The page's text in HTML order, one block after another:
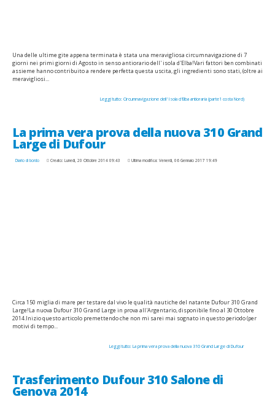
Una delle ultime gite appena terminata è stata una meravigliosa circumnavigazione di 7
giorni nei primi giorni di Agosto in senso antiorario dell' isola d'Elba!Vari fattori ben combinati
assieme hanno contribuito a rendere perfetta questa uscita, gli ingredienti sono stati, (oltre ai
meravigliosi...
Leggi tutto: Circumnavigazione dell' Isola d'Elba antioraria (parte1 costa Nord)
La prima vera prova della nuova 310 Grand
Large di Dufour
Diario di bordo Creato: Lunedì, 20 Ottobre 2014 09:43 Ultima modifica: Venerdì, 06 Gennaio 2017 19:49
Circa 150 miglia di mare per testare dal vivo le qualità nautiche del natante Dufour 310 Grand
Large!La nuova Dufour 310 Grand Large in prova all'Argentario, disponibile fino al 30 Ottobre
2014.Inizio questo articolo premettendo che non mi sarei mai sognato in questo periodo (per
motivi di tempo...
Leggi tutto: La prima vera prova della nuova 310 Grand Large di Dufour
Trasferimento Dufour 310 Salone di
Genova 2014